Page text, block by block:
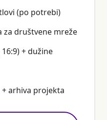
(po potrebi)
za društvene mreže
+ dužine
arhiva projekta